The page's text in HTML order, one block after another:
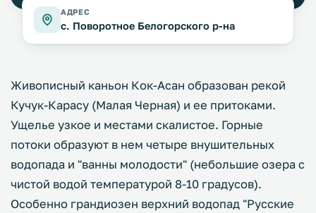
АДРЕС
с. Поворотное Белогорского р-на
Живописный каньон Кок-Асан образован рекой
Кучук-Карасу (Малая Черная) и ее притоками.
Ущелье узкое и местами скалистое. Горные
потоки образуют в нем четыре внушительных
водопада и "ванны молодости" (небольшие озера с
чистой водой температурой 8-10 градусов).
Особенно грандиозен верхний водопад "Русские